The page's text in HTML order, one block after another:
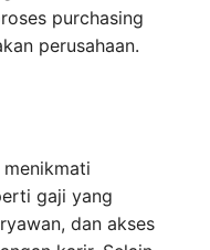
purchasing
perusahaan.
gaji yang
dan akses